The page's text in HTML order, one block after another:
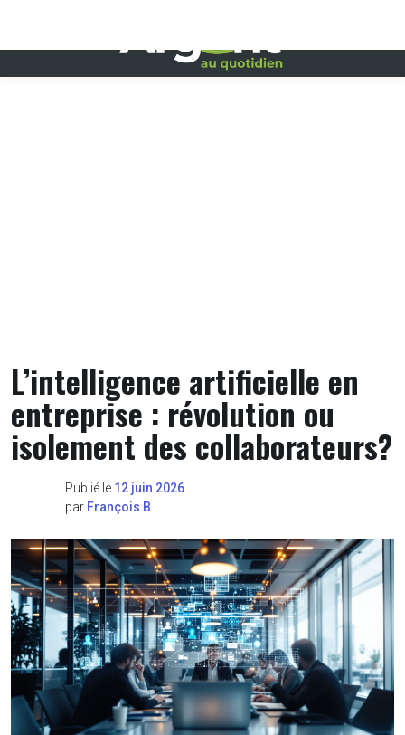
content
L’intelligence artificielle en
entreprise : révolution ou
isolement des collaborateurs?
Publié le 12 juin 2026
par François B